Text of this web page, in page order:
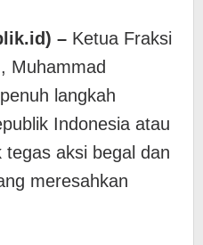
– Ketua Fraksi
Muhammad
langkah
Indonesia atau
tegas aksi begal dan
meresahkan